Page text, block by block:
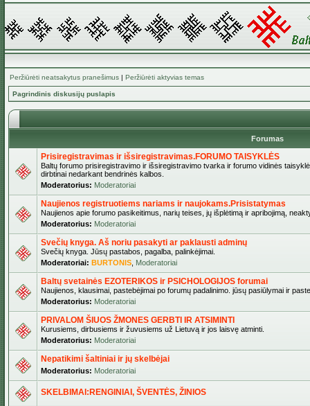
Peržiūrėti neatsakytus pranešimus | Peržiūrėti aktyvias temas
Pagrindinis diskusijų puslapis
Forumas
Prisiregistravimas ir išsiregistravimas.FORUMO TAISYKLĖS
Baltų forumo prisiregistravimo ir išsiregistravimo tvarka ir forumo vidinės
dirbtinai nedarkant bendrinės kalbos.
Moderatorius: Moderatoriai
Naujienos registruotiems nariams ir naujokams.Prisistatymas
Naujienos apie forumo pasikeitimus, narių teises, jų išplėtimą ir apribojimą,
Moderatorius: Moderatoriai
Svečių knyga. Aš noriu pasakyti ar paklausti adminų
Svečių knyga. Jūsų pastabos, pagalba, palinkėjimai.
Moderatoriai: BURTONIS Moderatoriai
Baltų svetainės EZOTERIKOS ir PSICHOLOGIJOS forumai
Naujienos, klausimai, pastebėjimai po forumų padalinimo. jūsų pasiūlymai ir
Moderatorius: Moderatoriai
PRIVALOM ŠIUOS ŽMONES GERBTI IR ATSIMINTI
Kurusiems, dirbusiems ir žuvusiems už Lietuvą ir jos laisvę atminti.
Moderatorius: Moderatoriai
Nepatikimi šaltiniai ir jų skelbėjai
Moderatorius: Moderatoriai
SKELBIMAI:RENGINIAI, ŠVENTĖS, ŽINIOS